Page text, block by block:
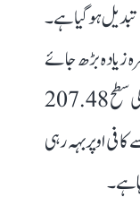
تبدیل ہو گیا ہے۔
زیادہ بڑھ جائے
گا۔ ان سب میں راحت کی بات یہ ہے کہ جمنا کے پانی کی سطح تھوڑی بہت کم ہوئی ہے۔ صبح 8 بجے جمنا کے پانی کی سطح 207.48
سے کافی اوپر بہہ رہی